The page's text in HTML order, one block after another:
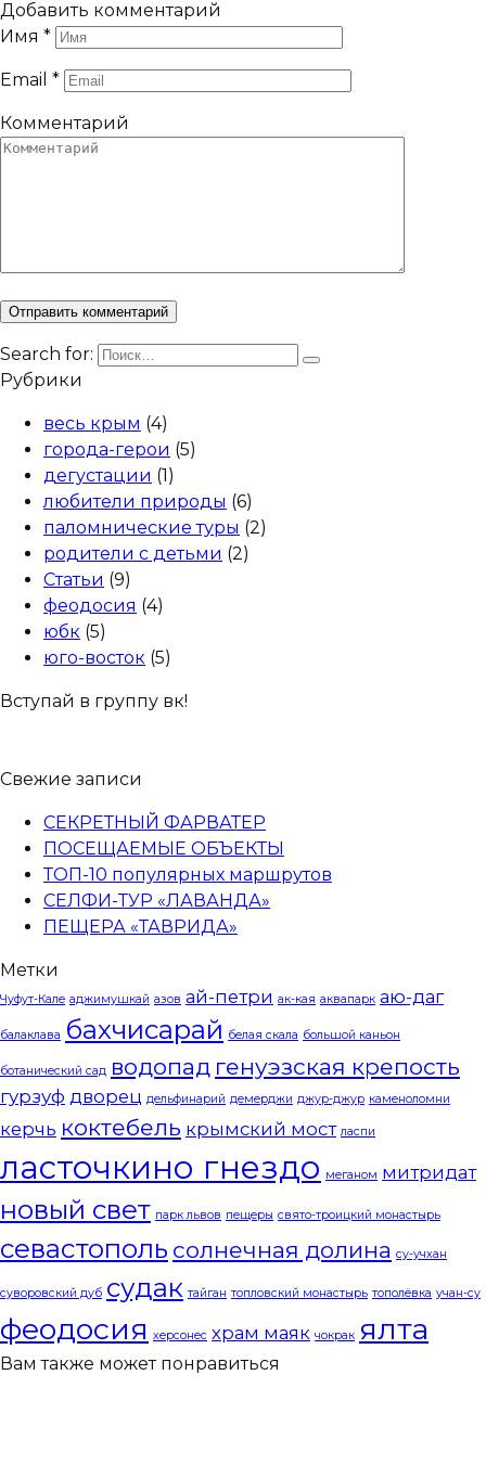
Добавить комментарий
Имя *
Email *
Комментарий
Search for:
Рубрики
весь крым (4)
города-герои (5)
дегустации (1)
любители природы (6)
паломнические туры (2)
родители с детьми (2)
Статьи (9)
феодосия (4)
юбк (5)
юго-восток (5)
Вступай в группу вк!
Свежие записи
СЕКРЕТНЫЙ ФАРВАТЕР
ПОСЕЩАЕМЫЕ ОБЪЕКТЫ
ТОП-10 популярных маршрутов
СЕЛФИ-ТУР «ЛАВАНДА»
ПЕЩЕРА «ТАВРИДА»
Метки
Чуфут-Кале аджимушкай азов ай-петри ак-кая аквапарк аю-даг
балаклава бахчисарай белая скала большой каньон
ботанический сад водопад генуэзская крепость
гурзуф дворец дельфинарий демерджи джур-джур каменоломни
керчь коктебель крымский мост ласпи
ласточкино гнездо меганом митридат
новый свет парк львов пещеры свято-троицкий монастырь
севастополь солнечная долина су-учхан
суворовский дуб судак тайган топловский монастырь тополёвка учан-су
феодосия херсонес храм маяк чокрак ялта
Вам также может понравиться